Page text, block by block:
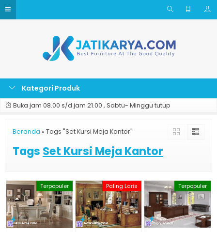
Kategori Produk
Buka jam 08.00 s/d jam 21.00 , Sabtu- Minggu tutup
Beranda » Tags "Set Kursi Meja Kantor"
Tags Set Kursi Meja Kantor
Terpopuler Paling Laris Terpopuler